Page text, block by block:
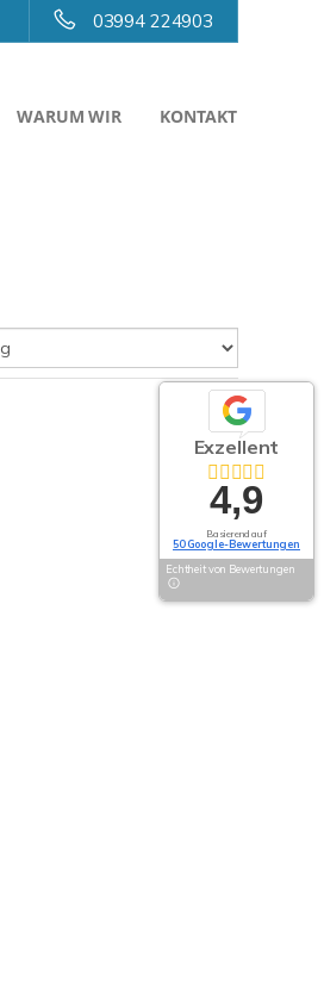
03994 224903
WARUM WIR KONTAKT
Exzellent
4,9
Basierend auf
50 Google-Bewertungen
Echtheit von Bewertungen